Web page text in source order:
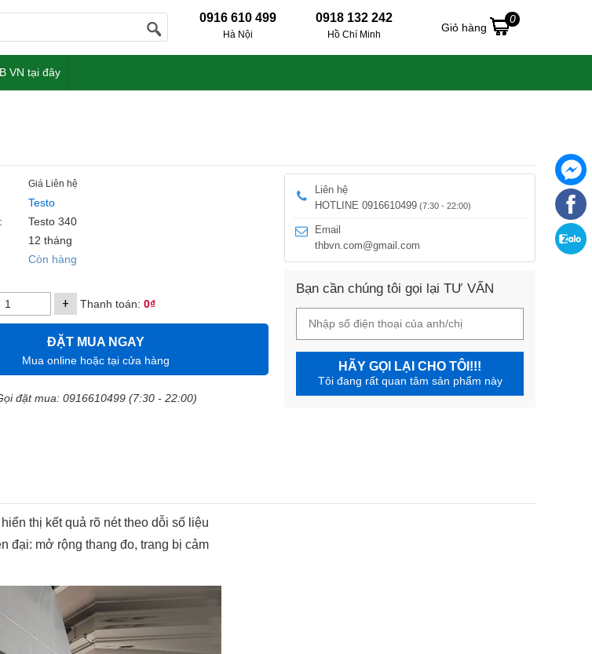
0916 610 499
Hà Nội
0918 132 242
Hồ Chí Minh
Giỏ hàng
0
VN tại đây
Giá Liên hệ
Testo
Testo 340
12 tháng
Còn hàng
+ Thanh toán: 0₫
ĐẶT MUA NGAY
Mua online hoặc tại cửa hàng
đặt mua: 0916610499 (7:30 - 22:00)
Liên hệ
HOTLINE 0916610499 (7:30 - 22:00)
Email
thbvn.com@gmail.com
Bạn cần chúng tôi gọi lại TƯ VẤN
HÃY GỌI LẠI CHO TÔI!!!
Tôi đang rất quan tâm sản phẩm này
thị kết quả rõ nét theo dỗi số liệu
đại: mở rộng thang đo, trang bị cảm